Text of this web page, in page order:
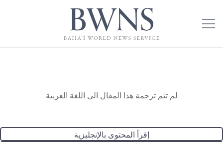
لم تتم ترجمة هذا المقال الى اللغة العربية
إقرأ المحتوى بالإنجليزية